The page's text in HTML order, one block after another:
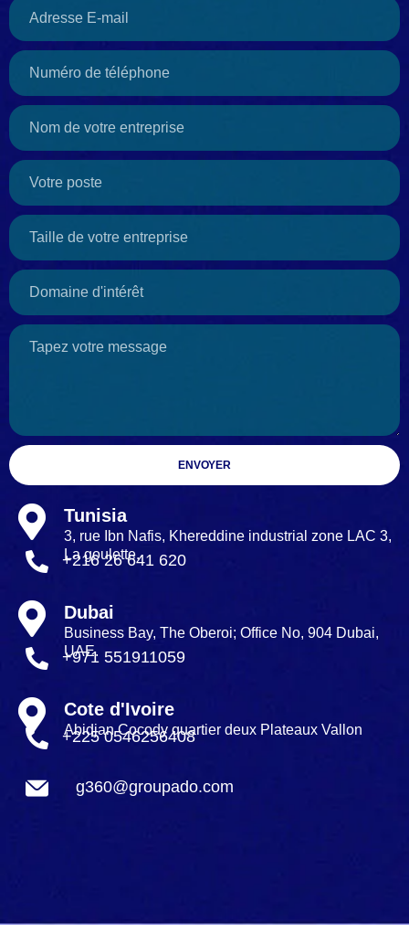
ENVOYER
Tunisia
3, rue Ibn Nafis, Khereddine industrial zone LAC 3,
La goulette.
+216 26 641 620
Dubai
Business Bay, The Oberoi; Office No, 904 Dubai,
UAE.
+971 551911059
Cote d'Ivoire
Abidjan Cocody quartier deux Plateaux Vallon
+225 0546256408
g360@groupado.com